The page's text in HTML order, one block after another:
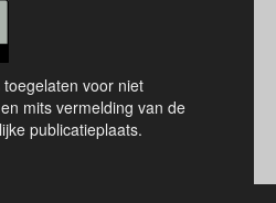
voor niet
mits vermelding van de
publicatieplaats.